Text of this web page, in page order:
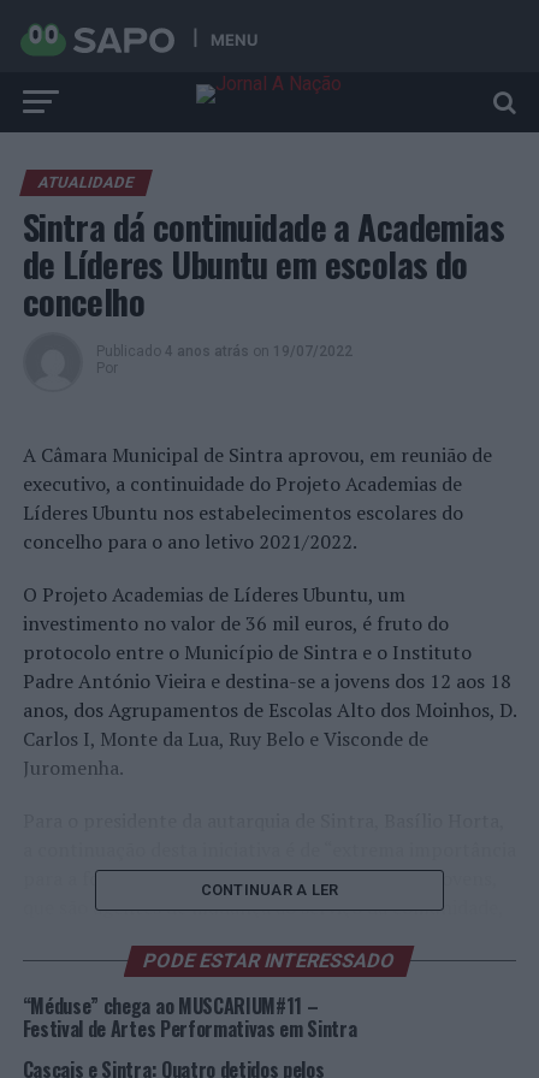
MENU
ATUALIDADE
Sintra dá continuidade a Academias
de Líderes Ubuntu em escolas do
concelho
Publicado 4 anos atrás on 19/07/2022
Por
A Câmara Municipal de Sintra aprovou, em reunião de
executivo, a continuidade do Projeto Academias de
Líderes Ubuntu nos estabelecimentos escolares do
concelho para o ano letivo 2021/2022.
O Projeto Academias de Líderes Ubuntu, um
investimento no valor de 36 mil euros, é fruto do
protocolo entre o Município de Sintra e o Instituto
Padre António Vieira e destina-se a jovens dos 12 aos 18
anos, dos Agrupamentos de Escolas Alto dos Moinhos, D.
Carlos I, Monte da Lua, Ruy Belo e Visconde de
Juromenha.
para a formação e desenvolvimento dos nossos jovens,
que são agentes de mudança ao serviço da comunidade,
traz aos nossos jovens, e à restante comunidade escolar,
ferramentas para o um bom desempenho enquanto
cidadãos e acima de tudo enquanto Seres Humanos.”.
CONTINUAR A LER
PODE ESTAR INTERESSADO
“Méduse” chega ao MUSCARIUM#11 –
Festival de Artes Performativas em Sintra
Cascais e Sintra: Quatro detidos pelos